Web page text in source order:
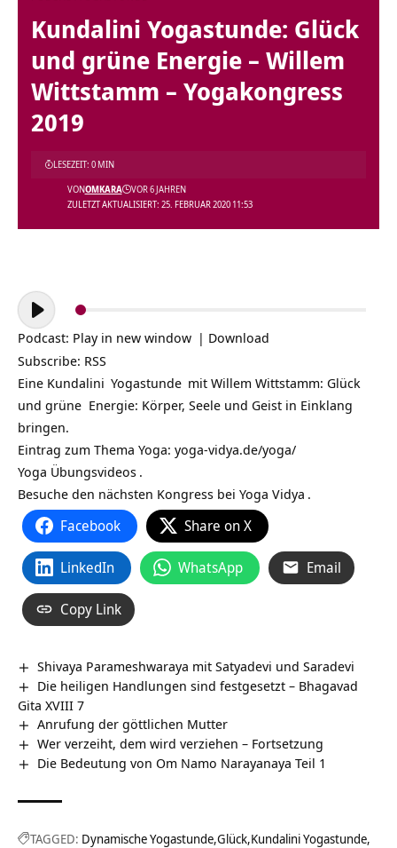
Kundalini Yogastunde: Glück
und grüne Energie – Willem
Wittstamm – Yogakongress
2019
ZULETZT AKTUALISIERT: 25. FEBRUAR 2020 11:53
VONOMKARA VOR 6 JAHREN
LESEZEIT: 0 MIN
Audio-
Player
Podcast: Play in new window | Download
Subscribe: RSS
Eine Kundalini Yogastunde mit Willem Wittstamm: Glück
und grüne Energie: Körper, Seele und Geist in Einklang
bringen.
Eintrag zum Thema Yoga: yoga-vidya.de/yoga/
Yoga Übungsvideos .
Besuche den nächsten Kongress bei Yoga Vidya .
Facebook Share on X
LinkedIn WhatsApp Email
Copy Link
Shivaya Parameshwaraya mit Satyadevi und Saradevi
Die heiligen Handlungen sind festgesetzt – Bhagavad
Gita XVIII 7
Anrufung der göttlichen Mutter
Wer verzeiht, dem wird verziehen – Fortsetzung
Die Bedeutung von Om Namo Narayanaya Teil 1
TAGGED: Dynamische Yogastunde Glück Kundalini Yogastunde